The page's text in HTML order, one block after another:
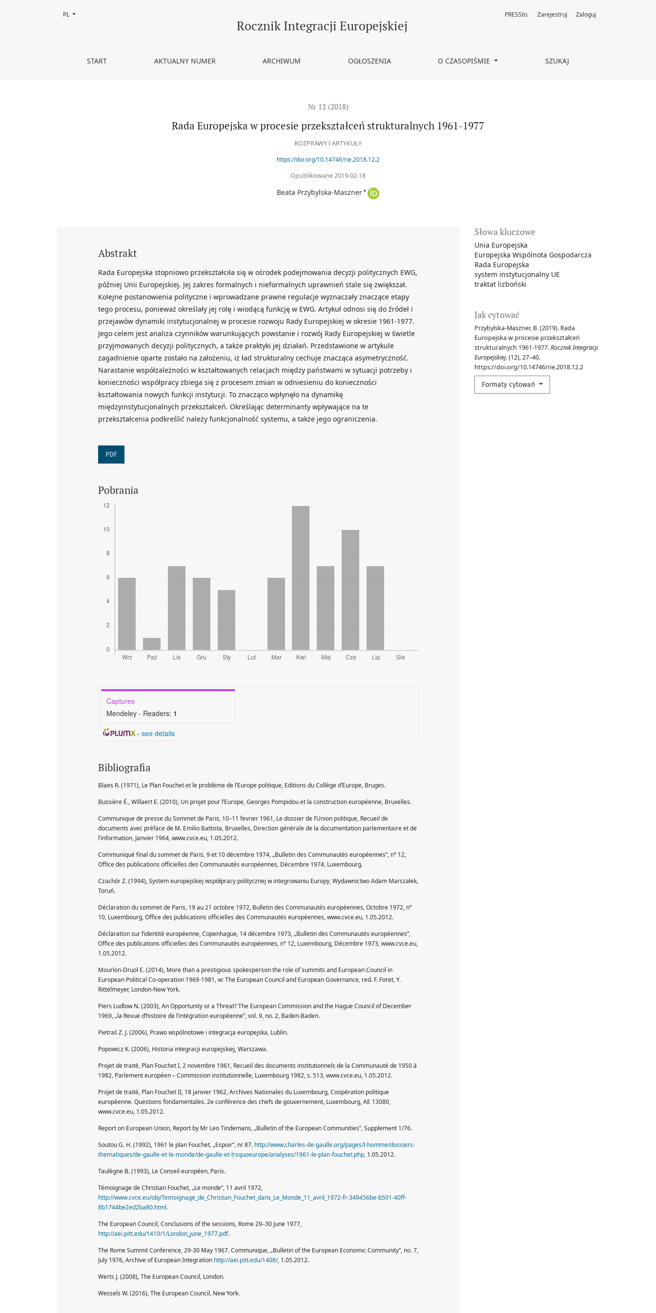
Rada Europejska w procesie przekształceń strukturalnych 1961-1977Rocznik Integracji Europejskiej
START AKTUALNY NUMER ARCHIWUM OGŁOSZENIA O CZASOPIŚMIE SZUKAJ
PRESSto. Zarejestruj Zaloguj
Zmień język, obecnie wybrany to:
PL
Nr 12 (2018)
Rada Europejska w procesie przekształceń strukturalnych 1961-1977
ROZPRAWY I ARTYKUŁY
https://doi.org/10.14746/rie.2018.12.2
Opublikowane 2019-02-18
Beata Przybylska-Maszner +
Słowa kluczowe
Unia Europejska
Europejska Wspólnota Gospodarcza
Rada Europejska
system instytucjonalny UE
traktat lizboński
Jak cytować
Przybylska-Maszner, B. (2019). Rada
Europejska w procesie przekształceń
strukturalnych 1961-1977.Rocznik Integracji
Europejskiej, (12), 27–40.
https://doi.org/10.14746/rie.2018.12.2
Formaty cytowań
Abstrakt
Rada Europejska stopniowo przekształciła się w ośrodek podejmowania decyzji politycznych EWG,
później Unii Europejskiej. Jej zakres formalnych i nieformalnych uprawnień stale się zwiększał.
Kolejne postanowienia polityczne i wprowadzane prawne regulacje wyznaczały znaczące etapy
tego procesu, ponieważ określały jej rolę i wiodącą funkcję w EWG. Artykuł odnosi się do źródeł i
przejawów dynamiki instytucjonalnej w procesie rozwoju Rady Europejskiej w okresie 1961-1977.
Jego celem jest analiza czynników warunkujących powstanie i rozwój Rady Europejskiej w świetle
przyjmowanych decyzji politycznych, a także praktyki jej działań. Przedstawione w artykule
zagadnienie oparte zostało na założeniu, iż ład strukturalny cechuje znacząca asymetryczność.
Narastanie współzależności w kształtowanych relacjach między państwami w sytuacji potrzeby i
konieczności współpracy zbiega się z procesem zmian w odniesieniu do konieczności
kształtowania nowych funkcji instytucji. To znacząco wpłynęło na dynamikę
międzyinstytucjonalnych przekształceń. Określając determinanty wpływające na te
przekształcenia podkreślić należy funkcjonalność systemu, a także jego ograniczenia.
PDF
Pobrania
Captures
Mendeley - Readers: 1
- see details
Bibliografia
Blaes R. (1971), Le Plan Fouchet et le problème de l’Europe politique, Editions du Collège d’Europe, Bruges.
Bussière É., Willaert E. (2010), Un projet pour l’Europe, Georges Pompidou et la construction européenne, Bruxelles.
Communique de presse du Sommet de Paris, 10–11 fevrier 1961, Le dossier de l’Union politique, Recueil de
documents avec préface de M. Emilio Battista, Bruxelles, Direction générale de la documentation parlementaire et de
l’information, Janvier 1964, www.cvce.eu, 1.05.2012.
Communiqué final du sommet de Paris, 9 et 10 décembre 1974, „Bulletin des Communautés européennes”, n° 12,
Office des publications officielles des Communautés européennes, Décembre 1974, Luxembourg.
Czachór Z. (1994), System europejskiej współpracy politycznej w integrowaniu Europy, Wydawnictwo Adam Marszałek,
Toruń.
Déclaration du sommet de Paris, 19 au 21 octobre 1972, Bulletin des Communautés européennes, Octobre 1972, n°
10, Luxembourg, Office des publications officielles des Communautés européennes, www.cvce.eu, 1.05.2012.
Déclaration sur l’identité européenne, Copenhague, 14 décembre 1973, „Bulletin des Communautés européennes”,
Office des publications officielles des Communautés européennes, n° 12, Luxembourg, Décembre 1973, www.cvce.eu,
1.05.2012.
Mourlon-Druol E. (2014), More than a prestigious spokesperson the role of summits and European Council in
European Political Co-operation 1969-1981, w: The European Council and European Governance, red. F. Foret, Y.
Rittelmeyer, London-New York.
Piers Ludlow N. (2003), An Opportunity or a Threat? The European Commission and the Hague Council of December
1969, „la Revue d’histoire de l’intégration européenne”, vol. 9, no. 2, Baden-Baden.
Pietraś Z. J. (2006), Prawo wspólnotowe i integracja europejska, Lublin.
Popowicz K. (2006), Historia integracji europejskiej, Warszawa.
Projet de traité, Plan Fouchet I, 2 novembre 1961, Recueil des documents institutionnels de la Communauté de 1950 à
1982, Parlement européen – Commission institutionnelle, Luxembourg 1982, s. 513, www.cvce.eu, 1.05.2012.
Projet de traité, Plan Fouchet II, 18 janvier 1962, Archives Nationales du Luxembourg, Coopération politique
européenne. Questions fondamentales. 2e conférence des chefs de gouvernement, Luxembourg, AE 13080,
www.cvce.eu, 1.05.2012.
Report on European Union, Report by Mr Leo Tindemans, „Bulletin of the European Communities”, Supplement 1/76.
Soutou G. H. (1992), 1961 le plan Fouchet, „Espoir”, nr 87, http://www.charles-de-gaulle.org/pages/l-homme/dossiers-
thematiques/de-gaulle-et-le-monde/de-gaulle-et-lrsquoeurope/analyses/1961-le-plan-fouchet.php, 1.05.2012.
Taulègne B. (1993), Le Conseil européen, Paris.
Témoignage de Christian Fouchet, „Le monde”, 11 avril 1972,
http://www.cvce.eu/obj/Temoignage_de_Christian_Fouchet_dans_Le_Monde_11_avril_1972-fr-349456be-b501-40ff-
8b1744be2ed2ba80.html.
The European Council, Conclusions of the sessions, Rome 29–30 June 1977,
http://aei.pitt.edu/1410/1/London_june_1977.pdf.
The Rome Summit Conference, 29-30 May 1967. Communique, „Bulletin of the European Economic Community”, no. 7,
July 1976, Archive of European Integration http://aei.pitt.edu/1408/, 1.05.2012.
Werts J. (2008), The European Council, London.
Wessels W. (2016), The European Council, New York.